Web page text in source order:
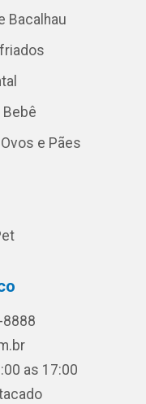
Bacalhau
Bebê
e Pães
as 17:00